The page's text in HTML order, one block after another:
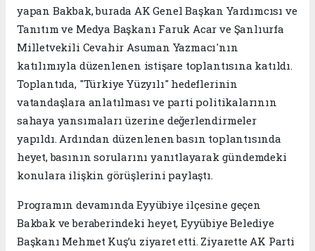
yapan Bakbak, burada AK Genel Başkan Yardımcısı ve
Tanıtım ve Medya Başkanı Faruk Acar ve Şanlıurfa
Milletvekili Cevahir Asuman Yazmacı'nın
katılımıyla düzenlenen istişare toplantısına katıldı.
Toplantıda, "Türkiye Yüzyılı" hedeflerinin
vatandaşlara anlatılması ve parti politikalarının
sahaya yansımaları üzerine değerlendirmeler
yapıldı. Ardından düzenlenen basın toplantısında
heyet, basının sorularını yanıtlayarak gündemdeki
konulara ilişkin görüşlerini paylaştı.
Programın devamında Eyyübiye ilçesine geçen
Bakbak ve beraberindeki heyet, Eyyübiye Belediye
Başkanı Mehmet Kuş’u ziyaret etti. Ziyarette AK Parti